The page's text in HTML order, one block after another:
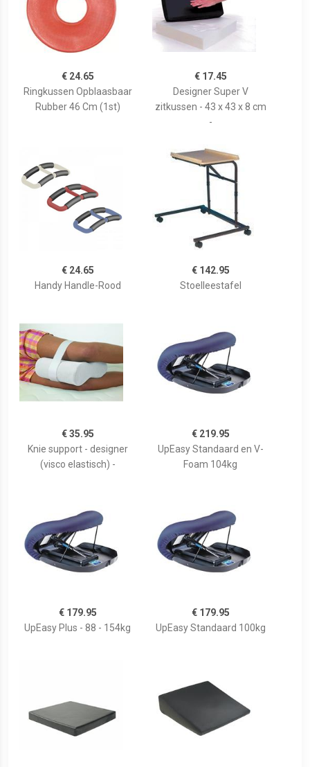
€ 24.65
Ringkussen Opblaasbaar
Rubber 46 Cm (1st)
€ 17.45
Designer Super V
zitkussen - 43 x 43 x 8 cm
-
€ 24.65
Handy Handle-Rood
€ 142.95
Stoelleestafel
€ 35.95
Knie support - designer
(visco elastisch) -
€ 219.95
UpEasy Standaard en V-
Foam 104kg
€ 179.95
UpEasy Plus - 88 - 154kg
€ 179.95
UpEasy Standaard 100kg